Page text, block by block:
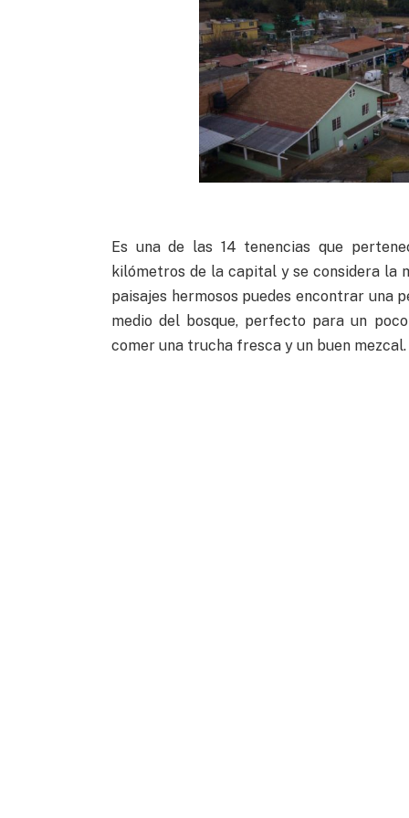
Es una de las 14 tenencias que
kilómetros de la capital y se considera la
paisajes hermosos puedes encontrar una
medio del bosque, perfecto para un
comer una trucha fresca y un buen